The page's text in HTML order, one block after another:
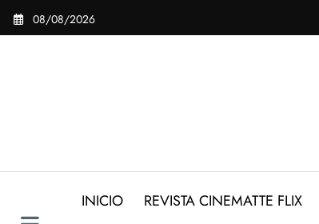
Saltar
08/08/2026
INICIO REVISTA CINEMATTE FLIX